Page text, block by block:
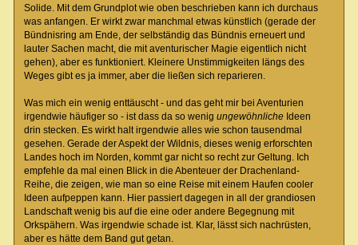
Solide. Mit dem Grundplot wie oben beschrieben kann ich durchaus
was anfangen. Er wirkt zwar manchmal etwas künstlich (gerade der
Bündnisring am Ende, der selbständig das Bündnis erneuert und
lauter Sachen macht, die mit aventurischer Magie eigentlich nicht
gehen), aber es funktioniert. Kleinere Unstimmigkeiten längs des
Weges gibt es ja immer, aber die ließen sich reparieren.
Was mich ein wenig enttäuscht - und das geht mir bei Aventurien
irgendwie häufiger so - ist dass da so wenig ungewöhnlicheIdeen
drin stecken. Es wirkt halt irgendwie alles wie schon tausendmal
gesehen. Gerade der Aspekt der Wildnis, dieses wenig erforschten
Landes hoch im Norden, kommt gar nicht so recht zur Geltung. Ich
empfehle da mal einen Blick in die Abenteuer der Drachenland-
Reihe, die zeigen, wie man so eine Reise mit einem Haufen cooler
Ideen aufpeppen kann. Hier passiert dagegen in all der grandiosen
Landschaft wenig bis auf die eine oder andere Begegnung mit
Orkspähern. Was irgendwie schade ist. Klar, lässt sich nachrüsten,
aber es hätte dem Band gut getan.